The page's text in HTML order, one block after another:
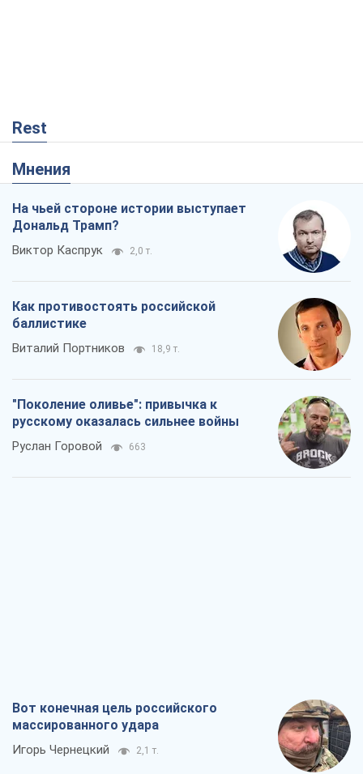
Rest
Мнения
На чьей стороне истории выступает
Дональд Трамп?
Виктор Каспрук 2,0 т.
Как противостоять российской
баллистике
Виталий Портников 18,9 т.
"Поколение оливье": привычка к
русскому оказалась сильнее войны
Руслан Горовой 663
Вот конечная цель российского
массированного удара
Игорь Чернецкий 2,1 т.